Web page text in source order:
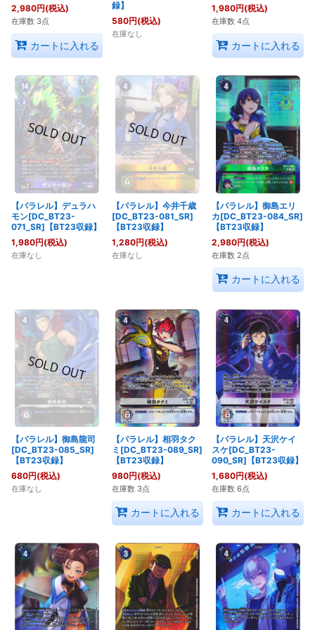
2,980円(税込)
在庫数 3点
カートに入れる
録】
580円(税込)
在庫なし
1,980円(税込)
在庫数 4点
カートに入れる
【パラレル】デュラハ
モン[DC_BT23-
071_SR]【BT23収録】
1,980円(税込)
在庫なし
【パラレル】今井千歳
[DC_BT23-081_SR]
【BT23収録】
1,280円(税込)
在庫なし
【パラレル】御島エリ
カ[DC_BT23-084_SR]
【BT23収録】
2,980円(税込)
在庫数 2点
カートに入れる
【パラレル】御島龍司
[DC_BT23-085_SR]
【BT23収録】
680円(税込)
在庫なし
【パラレル】相羽タク
ミ[DC_BT23-089_SR]
【BT23収録】
980円(税込)
在庫数 3点
カートに入れる
【パラレル】天沢ケイ
スケ[DC_BT23-
090_SR]【BT23収録】
1,680円(税込)
在庫数 6点
カートに入れる